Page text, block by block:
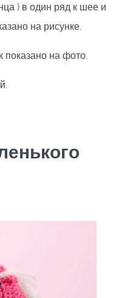
) в один ряд к шее и
на рисунке.
показано на фото.